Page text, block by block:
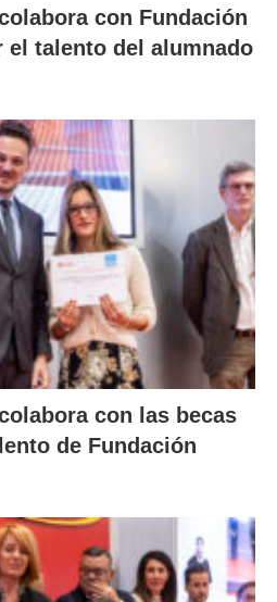
con Fundación
el talento del alumnado
con las becas
de Fundación